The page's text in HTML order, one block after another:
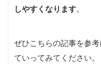
しやすくなります。
ぜひこちらの記事を参
ていってみてください。